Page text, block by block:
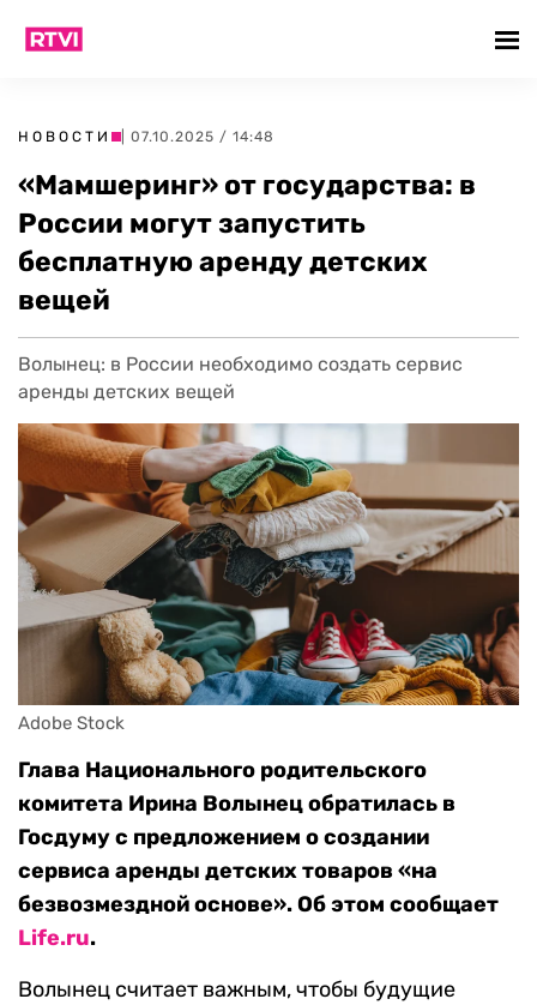
НОВОСТИ | 07.10.2025 / 14:48
«Мамшеринг» от государства: в
России могут запустить
бесплатную аренду детских
вещей
Волынец: в России необходимо создать сервис
аренды детских вещей
Adobe Stock
Глава Национального родительского
комитета Ирина Волынец обратилась в
Госдуму с предложением о создании
сервиса аренды детских товаров «на
безвозмездной основе». Об этом сообщает
Life.ru.
Волынец считает важным, чтобы будущие